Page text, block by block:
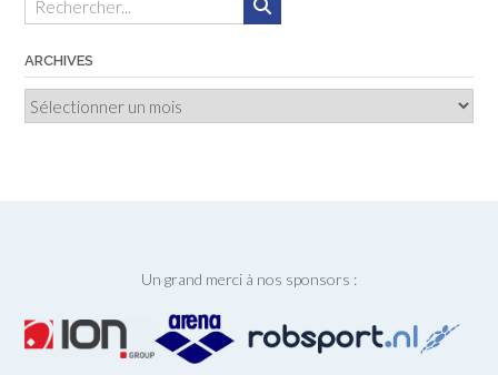
ARCHIVES
Archives
Un grand merci à nos sponsors :